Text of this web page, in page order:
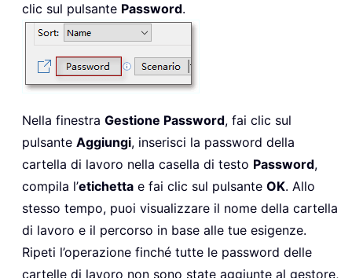
clic sul pulsante Password.
Nella finestra Gestione Password, fai clic sul
pulsante Aggiungi, inserisci la password della
cartella di lavoro nella casella di testo Password,
compila l’etichetta e fai clic sul pulsante OK. Allo
stesso tempo, puoi visualizzare il nome della cartella
di lavoro e il percorso in base alle tue esigenze.
Ripeti l’operazione finché tutte le password delle
cartelle di lavoro non sono state aggiunte al gestore,